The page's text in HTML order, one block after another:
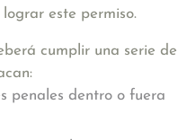
este permiso.
cumplir una serie de
penales dentro o fuera